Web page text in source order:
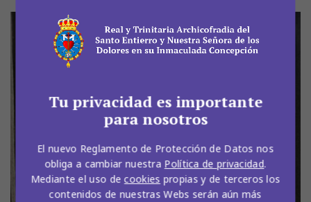
Tu privacidad es importante
para nosotros
El nuevo Reglamento de Protección de Datos nos
obliga a cambiar nuestra Política de privacidad.
Mediante el uso de cookies propias y de terceros los
contenidos de nuestras Webs serán aún más